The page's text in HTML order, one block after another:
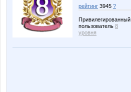
рейтинг 3945 ?
Привилегированный
пользователь 8
уровня